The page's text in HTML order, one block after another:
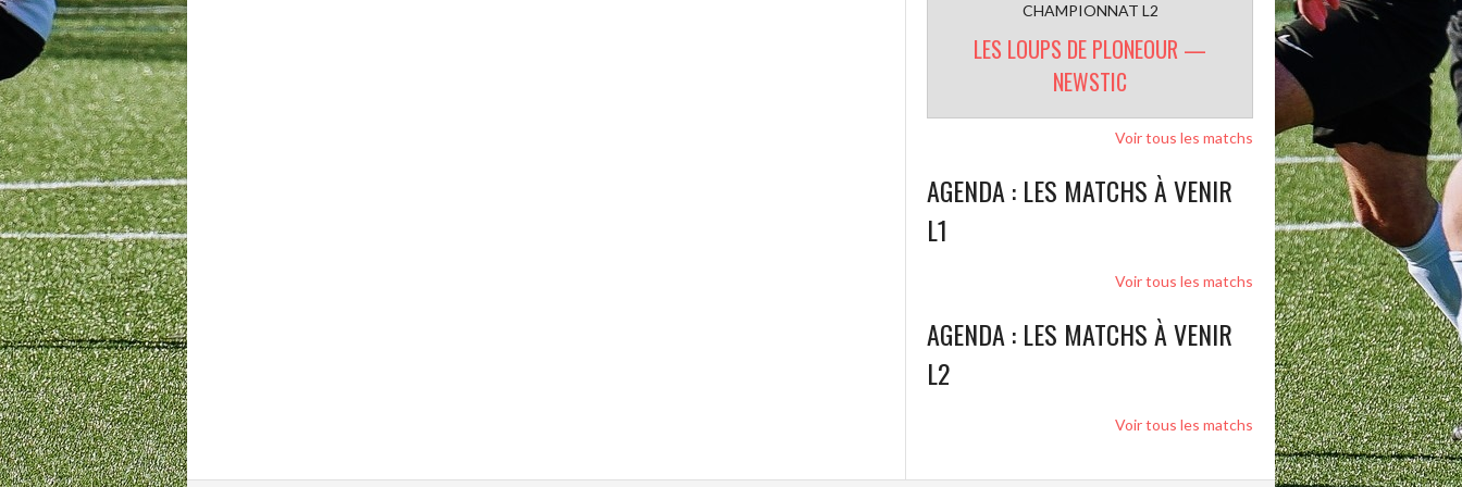
CHAMPIONNAT L2
LES LOUPS DE PLONEOUR —
NEWSTIC
Voir tous les matchs
AGENDA : LES MATCHS À VENIR
L1
Voir tous les matchs
AGENDA : LES MATCHS À VENIR
L2
Voir tous les matchs